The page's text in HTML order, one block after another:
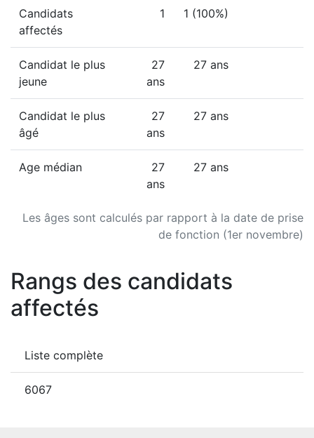
Les âges sont calculés par rapport à la date de prise
de fonction (1er novembre)
Candidats
affectés
1 1 (100%)
Candidat le plus
jeune
27
ans
27 ans
Candidat le plus
âgé
27
ans
27 ans
Age médian
27
ans
27 ans
Rangs des candidats
affectés
Liste complète
6067